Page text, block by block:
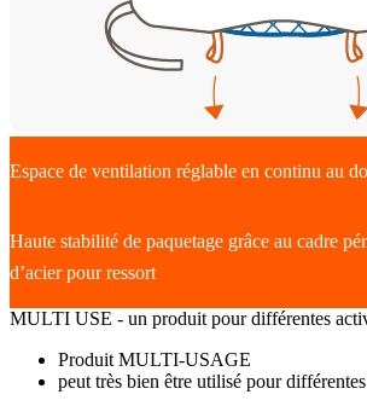
Espace de ventilation réglable en continu au
Haute stabilité de paquetage grâce au cadre
d’acier pour ressort
MULTI USE - un produit pour différentes
Produit MULTI-USAGE
peut très bien être utilisé pour